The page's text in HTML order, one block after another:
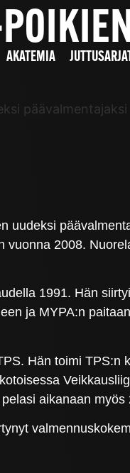
AKATEMIA
päävalmentajaksi
uudeksi
2008.
1991. Hän
ja MYPA:n
Hän toimi TPS:n
aikanaan myös